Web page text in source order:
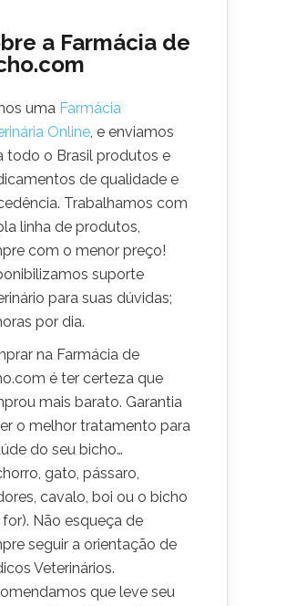
a Farmácia de
uma Farmácia
Online, e enviamos
todo o Brasil produtos e
de qualidade e
Trabalhamos com
linha de produtos,
com o menor preço!
suporte
para suas dúvidas;
por dia.
na Farmácia de
é ter certeza que
mais barato. Garantia
o melhor tratamento para
do seu bicho…
gato, pássaro,
cavalo, boi ou o bicho
Não esqueça de
seguir a orientação de
Veterinários.
que leve seu